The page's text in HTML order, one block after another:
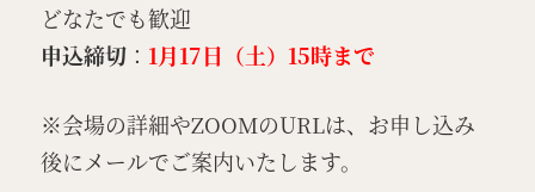
どなたでも歓迎
申込締切： 1月17日（土）15時まで
※会場の詳細やZOOMのURLは、お申し込み
後にメールでご案内いたします。